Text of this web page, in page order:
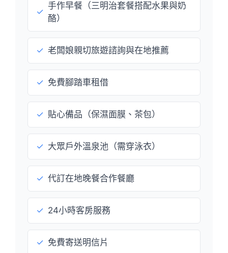
✓
手作早餐（三明治套餐搭配水果與奶
酪）
✓ 老闆娘親切旅遊諮詢與在地推薦
✓ 免費腳踏車租借
✓ 貼心備品（保濕面膜、茶包）
✓ 大眾戶外溫泉池（需穿泳衣）
✓ 代訂在地晚餐合作餐廳
✓ 24小時客房服務
✓ 免費寄送明信片